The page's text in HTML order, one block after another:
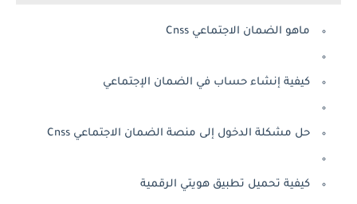
ماهو الضمان الاجتماعي Cnss
كيفية إنشاء حساب في الضمان الإجتماعي
حل مشكلة الدخول إلى منصة الضمان الاجتماعي Cnss
كيفية تحميل تطبيق هويتي الرقمية